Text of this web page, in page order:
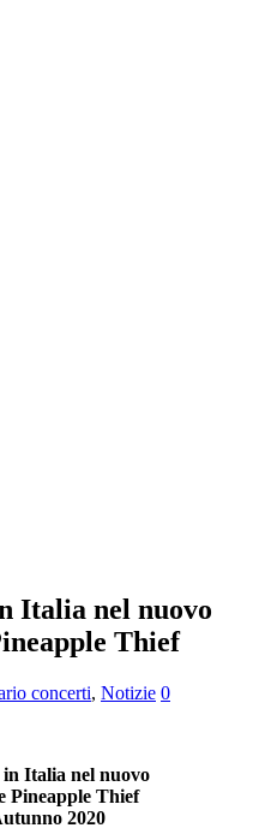
Italia nel nuovo
Thief
concerti, Notizie 0
Italia nel nuovo
Pineapple Thief
2020